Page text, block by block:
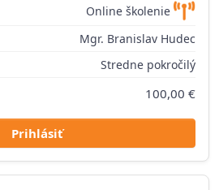
Online školenie
Mgr. Branislav Hudec
Stredne pokročilý
100,00 €
Prihlásiť